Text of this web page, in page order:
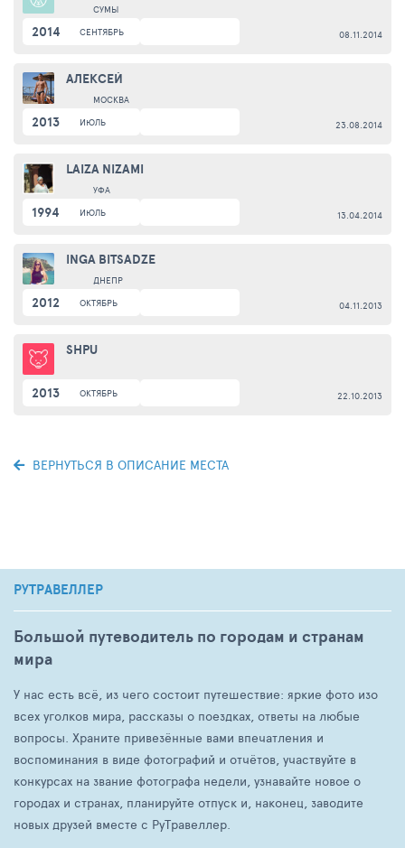
СУМЫ
2014 СЕНТЯБРЬ 08.11.2014
АЛЕКСЕЙ
МОСКВА
2013 ИЮЛЬ 23.08.2014
LAIZA NIZAMI
УФА
1994 ИЮЛЬ 13.04.2014
INGA BITSADZE
ДНЕПР
2012 ОКТЯБРЬ 04.11.2013
SHPU
2013 ОКТЯБРЬ 22.10.2013
ВЕРНУТЬСЯ В ОПИСАНИЕ МЕСТА
РУТРАВЕЛЛЕР
Большой путеводитель по городам и странам
мира
У нас есть всё, из чего состоит путешествие: яркие фото изо
всех уголков мира, рассказы о поездках, ответы на любые
вопросы. Храните привезённые вами впечатления и
воспоминания в виде фотографий и отчётов, участвуйте в
конкурсах на звание фотографа недели, узнавайте новое о
городах и странах, планируйте отпуск и, наконец, заводите
новых друзей вместе с РуТравеллер.